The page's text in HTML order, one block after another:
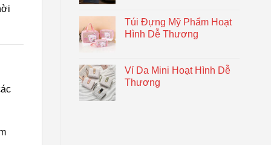
Túi Đựng Mỹ Phẩm Hoạt
Hình Dễ Thương
Ví Da Mini Hoạt Hình Dễ
Thương